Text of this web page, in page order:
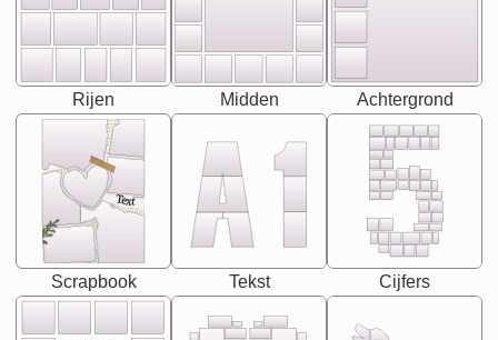
Rijen Midden Achtergrond
Text
Scrapbook Tekst Cijfers